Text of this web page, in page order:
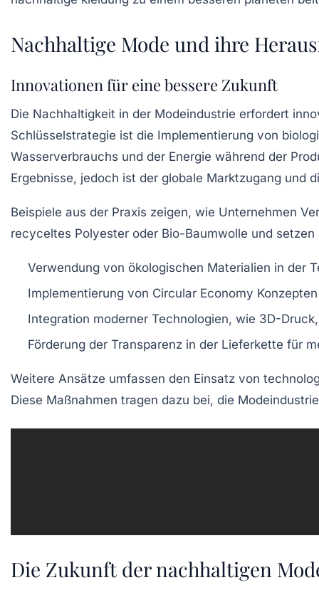
Nachhaltige Mode und ihre
Innovationen für eine bessere Zukunft
Die Nachhaltigkeit in der Modeindustrie erfordert
Schlüsselstrategie ist die Implementierung von
Wasserverbrauchs und der Energie während der
Ergebnisse, jedoch ist der globale Marktzugang und
Beispiele aus der Praxis zeigen, wie Unternehmen
recyceltes Polyester oder Bio-Baumwolle und setzen
Verwendung von ökologischen Materialien in der
Implementierung von Circular Economy
Integration moderner Technologien, wie 3D-Druck
Förderung der Transparenz in der Lieferkette für
Weitere Ansätze umfassen den Einsatz von
Diese Maßnahmen tragen dazu bei, die
Die Zukunft der nachhaltigen